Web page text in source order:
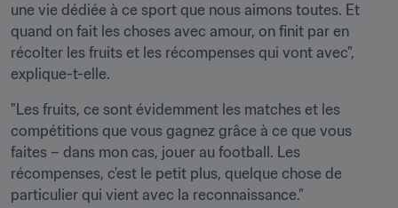
une vie dédiée à ce sport que nous aimons toutes. Et
quand on fait les choses avec amour, on finit par en
récolter les fruits et les récompenses qui vont avec",
explique-t-elle.
"Les fruits, ce sont évidemment les matches et les
compétitions que vous gagnez grâce à ce que vous
faites – dans mon cas, jouer au football. Les
récompenses, c'est le petit plus, quelque chose de
particulier qui vient avec la reconnaissance."